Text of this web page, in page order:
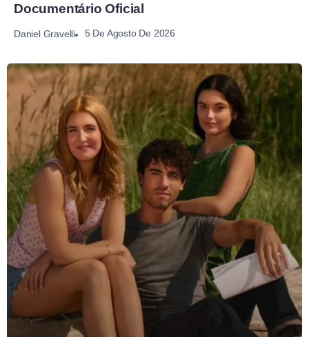
Documentário Oficial
Daniel Gravelli 5 De Agosto De 2026